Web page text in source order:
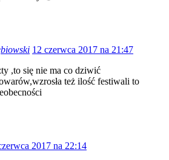
12 czerwca 2017 na 21:47
,to się nie ma co dziwić
też ilość festiwali to
2017 na 22:14